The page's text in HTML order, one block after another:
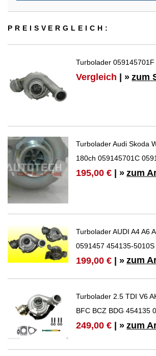
PREIS­VER­GLEICH:
Turbolader
Vergleich | » zum
Turbolader Audi Skoda
180ch 059145701C
195,00 € | » zum
Turbolader AUDI A4 A6
0591457 454135-
199,00 € | » zum
Turbolader 2.5 TDI V6
BFC BCZ BDG 454135
249,00 € | » zum